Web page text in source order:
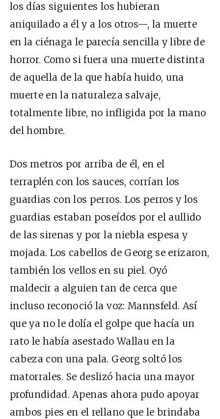
los días siguientes los hubieran
aniquilado a él y a los otros—, la muerte
en la ciénaga le parecía sencilla y libre de
horror. Como si fuera una muerte distinta
de aquella de la que había huido, una
muerte en la naturaleza salvaje,
totalmente libre, no infligida por la mano
del hombre.
Dos metros por arriba de él, en el
terraplén con los sauces, corrían los
guardias con los perros. Los perros y los
guardias estaban poseídos por el aullido
de las sirenas y por la niebla espesa y
mojada. Los cabellos de Georg se erizaron,
también los vellos en su piel. Oyó
maldecir a alguien tan de cerca que
incluso reconoció la voz: Mannsfeld. Así
que ya no le dolía el golpe que hacía un
rato le había asestado Wallau en la
cabeza con una pala. Georg soltó los
matorrales. Se deslizó hacia una mayor
profundidad. Apenas ahora pudo apoyar
ambos pies en el rellano que le brindaba